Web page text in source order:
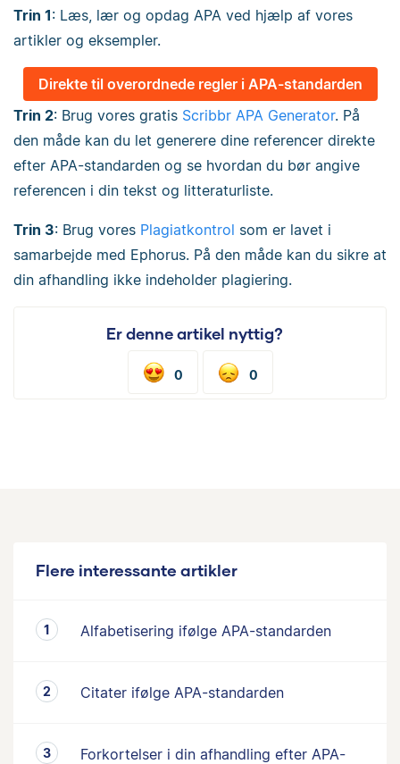
Trin 1: Læs, lær og opdag APA ved hjælp af vores
artikler og eksempler.
Direkte til overordnede regler i APA-standarden
Trin 2: Brug vores gratis Scribbr APA Generator. På
den måde kan du let generere dine referencer direkte
efter APA-standarden og se hvordan du bør angive
referencen i din tekst og litteraturliste.
Trin 3: Brug vores Plagiatkontrol som er lavet i
samarbejde med Ephorus. På den måde kan du sikre at
din afhandling ikke indeholder plagiering.
Er denne artikel nyttig?
0 0
Flere interessante artikler
Alfabetisering ifølge APA-standarden
Citater ifølge APA-standarden
Forkortelser i din afhandling efter APA-